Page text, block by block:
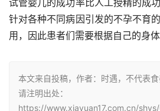
试管婴儿的成功率比人工授精的成
针对各种不同病因引发的不孕不育
用，因此患者们需要根据自己的身
本文来自投稿，作者：时遇，不代表食
请注明出处：
https://www.xiayuan17.com.cn/